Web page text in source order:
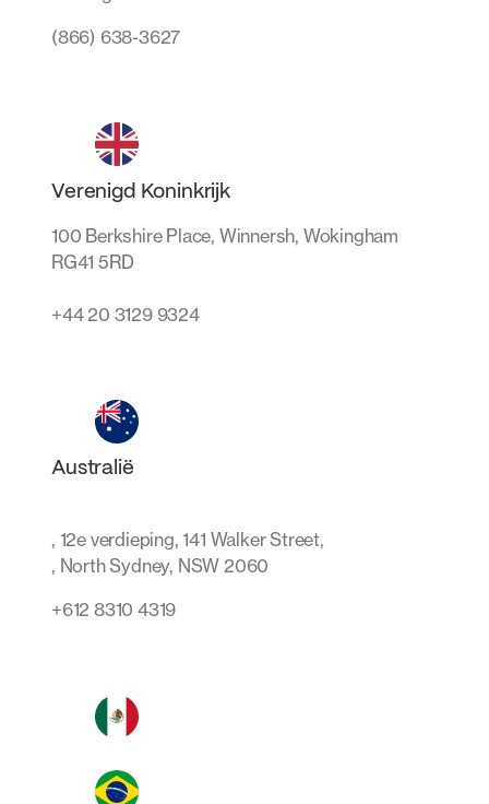
(866) 638-3627
Verenigd Koninkrijk
100 Berkshire Place, Winnersh, Wokingham
RG41 5RD
+44 20 3129 9324
Australië
, 12e verdieping, 141 Walker Street,
, North Sydney, NSW 2060
+612 8310 4319